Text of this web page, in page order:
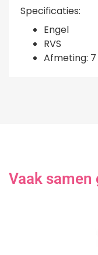
Specificaties:
Engel
RVS
Afmeting:
Vaak